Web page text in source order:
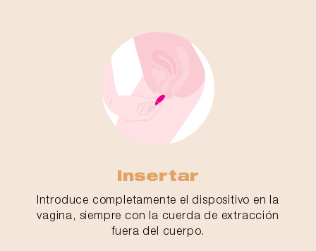
Insertar
Introduce completamente el dispositivo en la
vagina, siempre con la cuerda de extracción
fuera del cuerpo.